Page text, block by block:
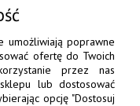
umożliwiają poprawne
ofertę do Twoich
przez nas
lub dostosować
opcję "Dostosuj